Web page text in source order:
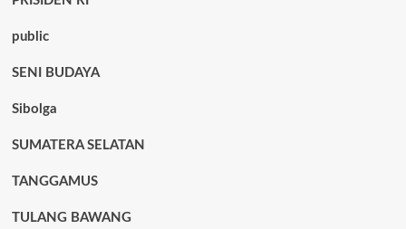
public
SENI BUDAYA
Sibolga
SUMATERA SELATAN
TANGGAMUS
TULANG BAWANG